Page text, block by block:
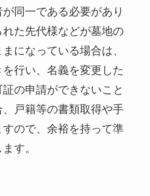
同一である必要があり
た先代様などが墓地の
になっている場合は、
行い、名義を変更した
の申請ができないこと
戸籍等の書類取得や手
ので、余裕を持って準
す。